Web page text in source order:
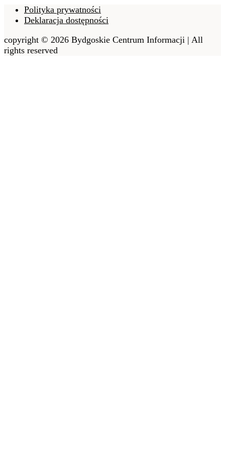
Polityka prywatności
Deklaracja dostępności
copyright © 2026 Bydgoskie Centrum Informacji | All
rights reserved